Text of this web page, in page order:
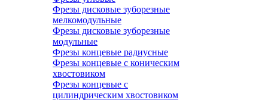
Фрезы дисковые зуборезные
мелкомодульные
Фрезы дисковые зуборезные
модульные
Фрезы концевые радиусные
Фрезы концевые с коническим
хвостовиком
Фрезы концевые с
цилиндрическим хвостовиком